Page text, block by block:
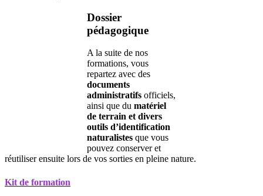
Dossier
pédagogique
A la suite de nos
formations, vous
repartez avec des
documents
administratifsofficiels,
ainsi que du matériel
de terrain et divers
outils d’identification
naturalistesque vous
pouvez conserver et
réutiliser ensuite lors de vos sorties en pleine nature.
Kit de formation